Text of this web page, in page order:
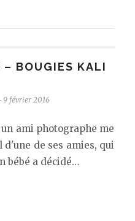
– BOUGIES KALI
9 février 2016
ami photographe me
de ses amies, qui
bébé a décidé…